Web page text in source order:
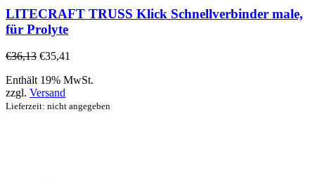
LITECRAFT TRUSS Klick Schnellverbinder male,
für Prolyte
€36,13 €35,41
Enthält 19% MwSt.
zzgl. Versand
Lieferzeit: nicht angegeben